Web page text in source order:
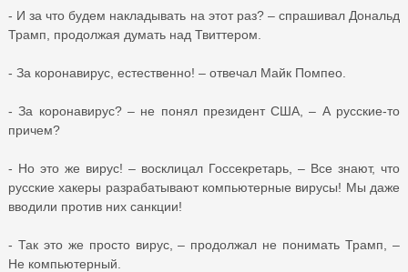
- И за что будем накладывать на этот раз? – спрашивал Дональд
Трамп, продолжая думать над Твиттером.
- За коронавирус, естественно! – отвечал Майк Помпео.
- За коронавирус? – не понял президент США, – А русские-то
причем?
- Но это же вирус! – восклицал Госсекретарь, – Все знают, что
русские хакеры разрабатывают компьютерные вирусы! Мы даже
вводили против них санкции!
- Так это же просто вирус, – продолжал не понимать Трамп, –
Не компьютерный.